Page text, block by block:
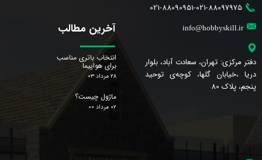
021-88090951-021-88097975
info@hobbyskill.ir
دفتر مرکزی: تهران، سعادت آباد، بلوار
دریا ،خیابان گلها، کوچه‌ی توحید
پنجم، پلاک 80
آخرین مطالب
انتخاب باتری مناسب
برای هواپیما
۲۸ مرداد ۰۳
ماژول چیست؟
۰۲ مرداد ۰۰